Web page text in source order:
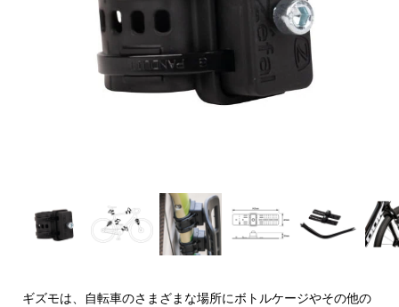
ギズモは、自転車のさまざまな場所にボトルケージやその他の